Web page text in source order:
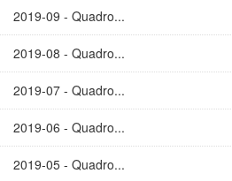
2019-09 - Quadro...
2019-08 - Quadro...
2019-07 - Quadro...
2019-06 - Quadro...
2019-05 - Quadro...